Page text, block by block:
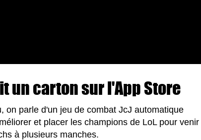
un carton sur l'App Store
on parle d'un jeu de combat JcJ automatique
et placer les champions de LoL pour venir
à plusieurs manches.